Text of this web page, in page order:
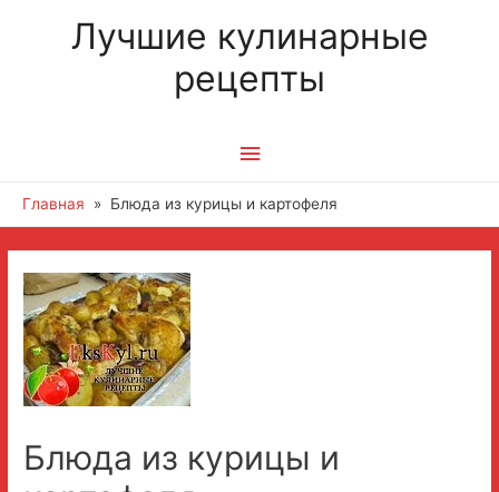
Лучшие кулинарные
рецепты
Главное
меню
Главная Блюда из курицы и картофеля
Блюда из курицы и
Навигация
по
записям